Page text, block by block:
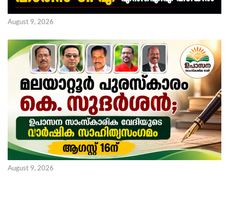
August 9, 2026
August 9, 2026